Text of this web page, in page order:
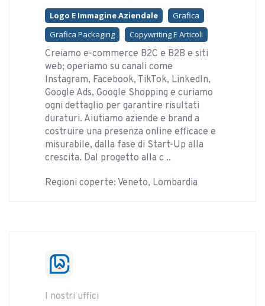
Logo E Immagine Aziendale
Grafica
Grafica Packaging
Copywriting E Articoli
Creiamo e-commerce B2C e B2B e siti
web; operiamo su canali come
Instagram, Facebook, TikTok, LinkedIn,
Google Ads, Google Shopping e curiamo
ogni dettaglio per garantire risultati
duraturi. Aiutiamo aziende e brand a
costruire una presenza online efficace e
misurabile, dalla fase di Start-Up alla
crescita. Dal progetto alla c ..
Regioni coperte: Veneto, Lombardia
I nostri uffici